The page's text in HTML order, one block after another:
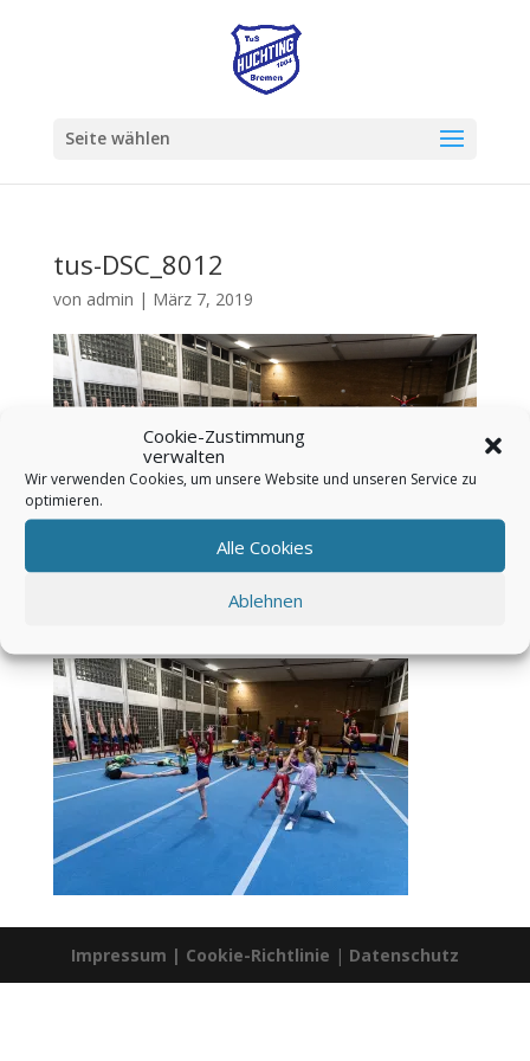
Cookie-Zustimmung
verwalten
Wir verwenden Cookies, um unsere Website und unseren Service zu
optimieren.
Alle Cookies
Ablehnen
Seite wählen
tus-DSC_8012
von admin | März 7, 2019
Impressum | Cookie-Richtlinie | Datenschutz